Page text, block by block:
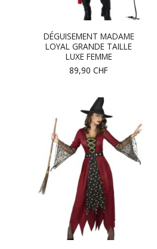
DÉGUISEMENT MADAME
LOYAL GRANDE TAILLE
LUXE FEMME
89,90 CHF